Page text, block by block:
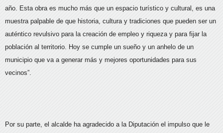
año. Esta obra es mucho más que un espacio turístico y cultural, es una
muestra palpable de que historia, cultura y tradiciones que pueden ser un
auténtico revulsivo para la creación de empleo y riqueza y para fijar la
población al territorio. Hoy se cumple un sueño y un anhelo de un
municipio que va a generar más y mejores oportunidades para sus
vecinos”.
Por su parte, el alcalde ha agradecido a la Diputación el impulso que le